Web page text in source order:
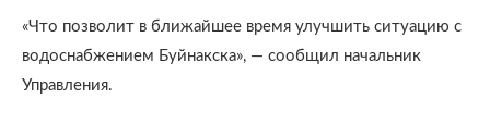
«Что позволит в ближайшее время улучшить ситуацию с
водоснабжением Буйнакска», — сообщил начальник
Управления.